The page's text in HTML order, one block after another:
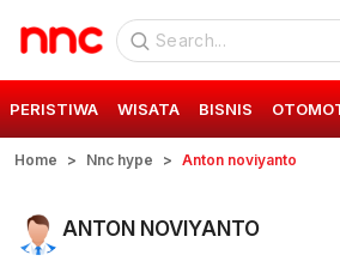
PERISTIWA WISATA BISNIS
Home Nnc hype Anton noviyanto
ANTON NOVIYANTO